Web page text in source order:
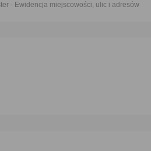
- Ewidencja miejscowości, ulic i adresów